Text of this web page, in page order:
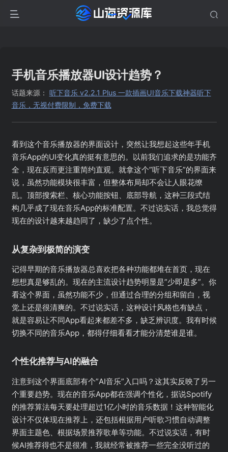
手机音乐播放器UI设计趋势？
话题来源： 听下音乐 v2.2.1 Plus 一款插画UI音乐下载神器听下
音乐，无视付费限制，免费下载
看到这个音乐播放器的界面设计，突然让我想起这些年手机
音乐App的UI变化真的挺有意思的。以前我们追求的是功能齐
全，现在反而更注重简约直观。就拿这个”听下音乐”的界面来
说，虽然功能模块很丰富，但整体布局却不会让人眼花缭
乱。顶部搜索栏、核心功能按钮、底部导航，这种三段式结
构几乎成了现在音乐App的标准配置。不过说实话，我总觉得
现在的设计越来越趋同了，缺少了点个性。
从复杂到极简的演变
记得早期的音乐播放器总喜欢把各种功能都堆在首页，现在
想想真是够乱的。现在的主流设计趋势明显是”少即是多”。你
看这个界面，虽然功能不少，但通过合理的分组和留白，视
觉上还是很清爽的。不过说实话，这种设计风格也有缺点，
就是容易让不同App看起来都差不多，缺乏辨识度。我有时候
切换不同的音乐App，都得仔细看看才能分清楚谁是谁。
个性化推荐与AI的融合
注意到这个界面底部有个”AI音乐”入口吗？这其实反映了另一
个重要趋势。现在的音乐App都在强调个性化，据说Spotify
的推荐算法每天要处理超过1亿小时的音乐数据！这种智能化
设计不仅体现在推荐上，还包括根据用户听歌习惯自动调整
界面主题色、根据场景推荐歌单等功能。不过说实话，有时
候AI推荐得也不是很准，我就经常被推荐一些完全没听过的